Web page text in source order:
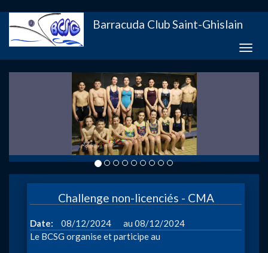
au
contenu
Barracuda Club Saint-Ghislain
Toggle
Challenge non-licenciés - CMA
Date 08/12/2024 à
08/12/2024
Le BCSG organise et participe au